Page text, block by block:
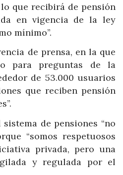
que recibirá de pensión
en vigencia de la ley
mínimo”.
de prensa, en la que
para preguntas de la
de 53.000 usuarios
que reciben pensión
de pensiones “no
“somos respetuosos
privada, pero una
y regulada por el